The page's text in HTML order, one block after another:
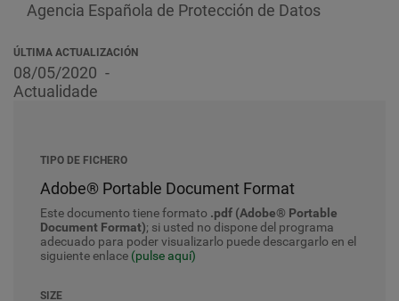
Agencia Española de Protección de Datos
ÚLTIMA ACTUALIZACIÓN
08/05/2020
Actualidade
TIPO DE FICHERO
Adobe® Portable Document Format
Este documento tiene formato .pdf (Adobe® Portable
Document Format); si usted no dispone del programa
adecuado para poder visualizarlo puede descargarlo en el
siguiente enlace (pulse aquí)
SIZE